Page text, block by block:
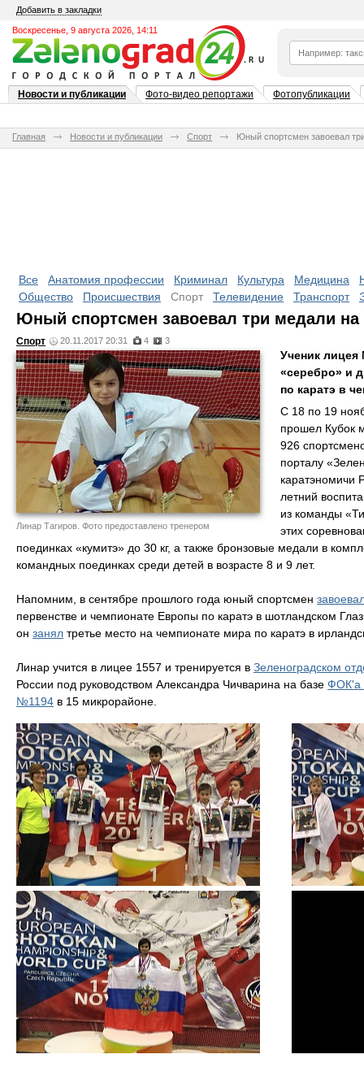
Добавить в закладки
Воскресенье, 9 августа 2026, 14:11
Новости и публикации Фото-видео репортажи Фотопубликации
Главная Новости и публикации Спорт Юный спортсмен завоевал
Все Анатомия профессии Криминал Культура Медицина
Общество
Происшествия Спорт Телевидение Транспорт
Юный спортсмен завоевал три медали на
Спорт 20.11.2017 20:31 4 3
Линар Тагиров. Фото предоставлено тренером
Ученик
«серебро» и
по каратэ в
С 18 по 19
прошел Кубок
926
порталу
каратэномичи
летний
из команды
этих
поединках «кумитэ» до 30 кг, а также бронзовые медали в
командных поединках среди детей в возрасте 8 и 9 лет.
Напомним, в сентябре прошлого года юный спортсмен
первенстве и чемпионате Европы по каратэ в шотландском
он занял третье место на чемпионате мира по каратэ в
Линар учится в лицее 1557 и тренируется в Зеленоградском
России под руководством Александра Чичварина на базе ФОК'а
№1194 в 15 микрорайоне.